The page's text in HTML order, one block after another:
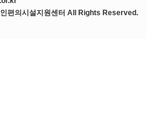
편의시설지원센터 All Rights Reserved.